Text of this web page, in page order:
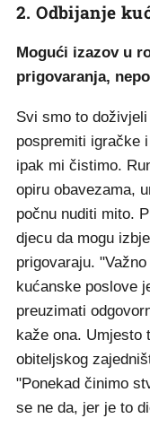
2. Odbijanje
Mogući izazov u
prigovaranja,
Svi smo to
pospremiti igračke
ipak mi čistimo.
opiru obavezama,
počnu nuditi mito.
djecu da mogu
prigovaraju.
kućanske poslove
preuzimati
kaže ona. Umjesto
obiteljskog
"Ponekad činimo
se ne da, jer je to